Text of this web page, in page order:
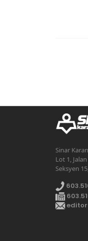
Sinar
Lot 1,
Seksyen